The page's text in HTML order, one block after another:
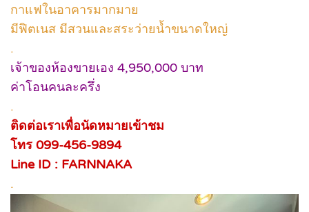
กาแฟในอาคารมากมาย
มีฟิตเนส มีสวนและสระว่ายน้ำขนาดใหญ่
.
เจ้าของห้องขายเอง 4,950,000 บาท
ค่าโอนคนละครึ่ง
.
ติดต่อเราเพื่อนัดหมายเข้าชม
โทร 099-456-9894
Line ID : FARNNAKA
.